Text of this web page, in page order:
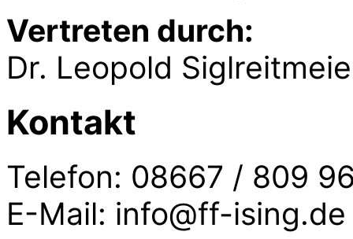
Vertreten durch:
Dr. Leopold
Kontakt
Telefon: 08667 / 809
E-Mail: info@ff-ising.de